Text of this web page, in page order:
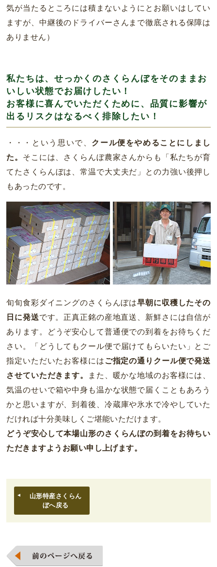
気が当たるところには積まないようにとお願いはしてい
ますが、中継後のドライバーさんまで徹底される保障は
ありません）
私たちは、せっかくのさくらんぼをそのままお
いしい状態でお届けしたい！
お客様に喜んでいただくために、品質に影響が
出るリスクはなるべく排除したい！
・・・という思いで、 クール便をやめることにしまし
た。 そこには、さくらんぼ農家さんからも「私たちが育
てたさくらんぼは、常温で大丈夫だ」との力強い後押し
もあったのです。
旬旬食彩ダイニングのさくらんぼは早朝に収穫したその
日に発送です。正真正銘の産地直送、新鮮さには自信が
あります。どうぞ安心して普通便での到着をお待ちくだ
さい。「どうしてもクール便で届けてもらいたい」とご
指定いただいたお客様にはご指定の通りクール便で発送
させていただきます。
また、暖かな地域のお客様には、
気温のせいで箱や中身も温かな状態で届くこともあろう
かと思いますが、到着後、冷蔵庫や氷水で冷やしていた
だければ十分美味しくご堪能いただけます。
どうぞ安心して本場山形のさくらんぼの到着をお待ちい
ただきますようお願い申し上げます。
山形特産さくらん
ぼへ戻る